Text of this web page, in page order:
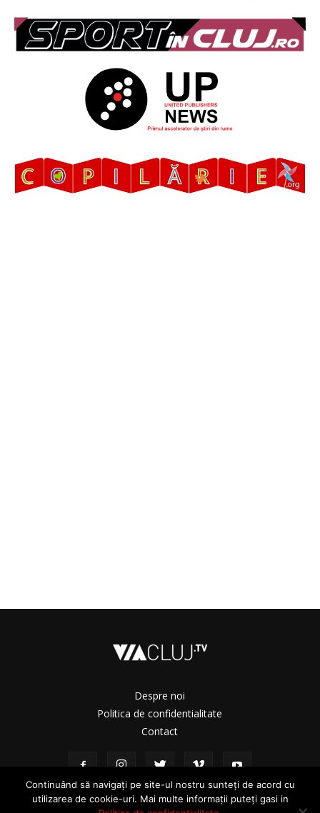
Despre noi
Politica de confidentialitate
Contact
Continuând să navigați pe site-ul nostru sunteți de acord cu
utilizarea de cookie-uri. Mai multe informații puteți gasi in